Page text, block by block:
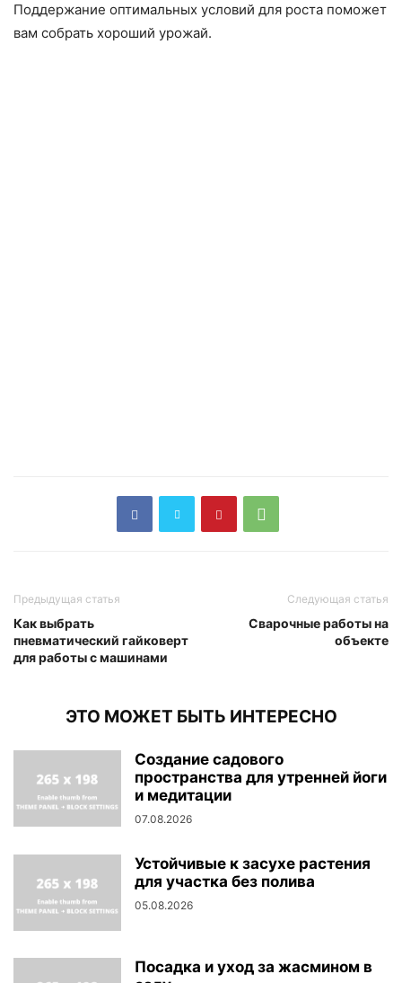
Поддержание оптимальных условий для роста поможет
вам собрать хороший урожай.
Предыдущая статья
Как выбрать
пневматический гайковерт
для работы с машинами
Следующая статья
Сварочные работы на
объекте
ЭТО МОЖЕТ БЫТЬ ИНТЕРЕСНО
Создание садового
пространства для утренней йоги
и медитации
07.08.2026
Устойчивые к засухе растения
для участка без полива
05.08.2026
Посадка и уход за жасмином в